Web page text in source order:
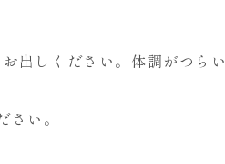
出しください。体調がつらい
い。